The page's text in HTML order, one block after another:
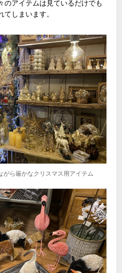
のアイテムは見ているだけでも
しまいます。
がら厳かなクリスマス用アイテム